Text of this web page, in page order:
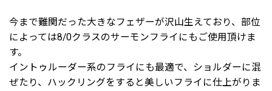
今まで難関だった大きなフェザーが沢山生えており、部位
によっては8/0クラスのサーモンフライにもご使用頂けま
す。
イントゥルーダー系のフライにも最適で、ショルダーに混
ぜたり、ハックリングをすると美しいフライに仕上がりま